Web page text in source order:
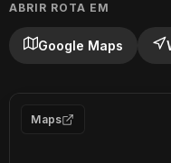
ABRIR ROTA EM
Google Maps
Maps